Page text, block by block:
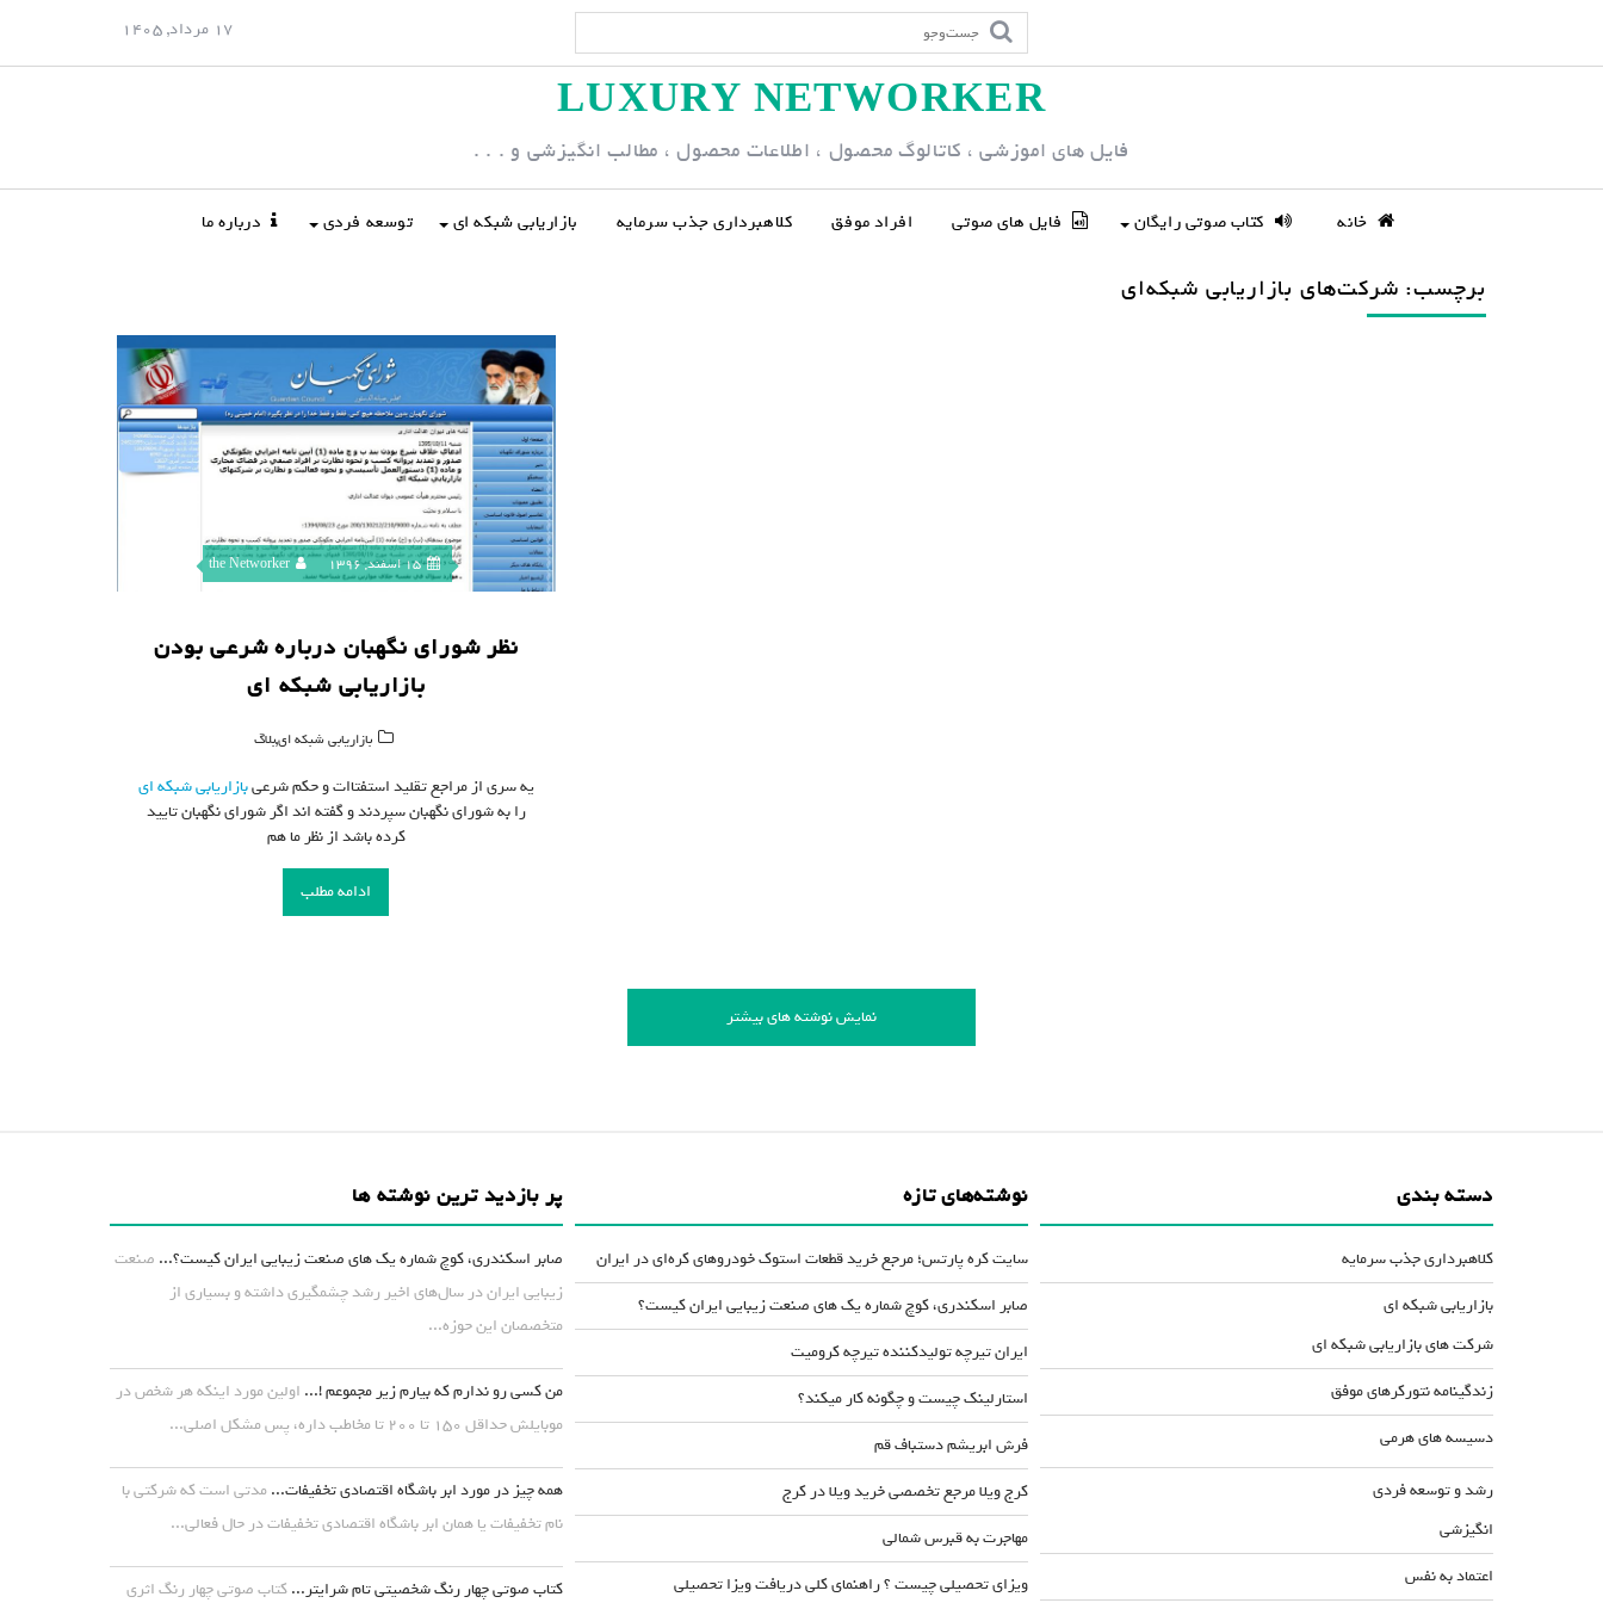
o
17 مرداد, 1405
LUXURY NETWORKER
فایل های اموزشی ، کاتالوگ محصول ، اطلاعات محصول ، مطالب انگیزشی و . . .
خانه کتاب صوتی رایگان فایل های صوتی افراد موفق کلاهبرداری جذب سرمایه بازاریابی شبکه ای توسعه فردی درباره ما
برچسب: شرکت‌های بازاریابی شبکه‌ای
15 اسفند, 1396 the Networker
نظر شورای نگهبان درباره شرعی بودن
بازاریابی شبکه ای
بازاریابی شبکه ای,بلاگ
یه سری از مراجع تقلید استفتاات و حکم شرعیبازاریابی شبکه ای
را به شورای نگهبان سپردند و گفته اند اگر شورای نگهبان تایید
کرده باشد از نظر ما هم
ادامه مطلب
نمایش نوشته های بیشتر
پر بازدید ترین نوشته ها
صابر اسکندری، کوچ شماره یک های صنعت زیبایی ایران کیست؟... صنعت
زیبایی ایران در سال‌های اخیر رشد چشمگیری داشته و بسیاری از
متخصصان این حوزه...
من کسی رو ندارم که بیارم زیر مجموعم !... اولین مورد اینکه هر شخص در
موبایلش حداقل ۱۵۰ تا ۲۰۰ تا مخاطب داره، پس مشکل اصلی...
همه چیز در مورد ابر باشگاه اقتصادی تخفیفات...مدتی است که شرکتی با
نام تخفیفات یا همان ابر باشگاه اقتصادی تخفیفات در حال فعالی...
کتاب صوتی چهار رنگ شخصیتی تام شرایتر...کتاب صوتی چهار رنگ اثری
نوشته‌های تازه
سایت کره پارتس؛ مرجع خرید قطعات استوک خودروهای کره‌ای در ایران
صابر اسکندری، کوچ شماره یک های صنعت زیبایی ایران کیست؟
ایران تیرچه تولیدکننده تیرچه کرومیت
استارلینک چیست و چگونه کار میکند؟
فرش ابریشم دستباف قم
کرج ویلا مرجع تخصصی خرید ویلا در کرج
مهاجرت به قبرس شمالی
ویزای تحصیلی چیست ؟ راهنمای کلی دریافت ویزا تحصیلی
دسته بندی
کلاهبرداری جذب سرمایه
بازاریابی شبکه ای
شرکت های بازاریابی شبکه ای
زندگینامه نتورکرهای موفق
دسیسه های هرمی
رشد و توسعه فردی
انگیزشی
اعتماد به نفس